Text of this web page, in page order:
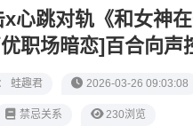
x心跳对轨《和女神
职场暗恋]百合向声
蛙趣君 2026-03-26 09:03:08
禁忌关系 230浏览